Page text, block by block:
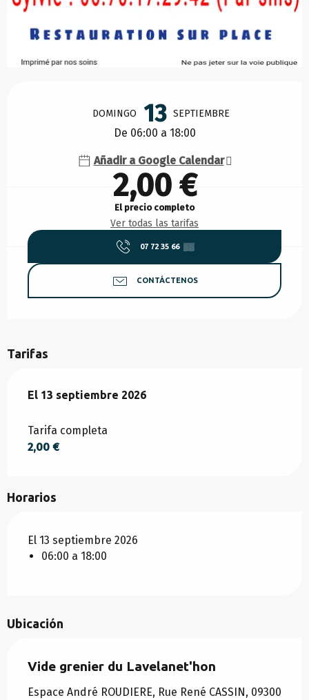
DOMINGO 13 SEPTIEMBRE
De 06:00 a 18:00
Añadir a Google Calendar
2,00 €
El precio completo
Ver todas las tarifas
07 72 35 66 ▒▒
CONTÁCTENOS
Tarifas
El 13 septiembre 2026
El 13 septiembre 2026
Tarifa completa
2,00 €
Horarios
El 13 septiembre 2026
06:00 a 18:00
Ubicación
Vide grenier du Lavelanet'hon
Espace André ROUDIERE, Rue René CASSIN, 09300